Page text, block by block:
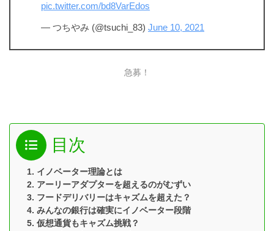
pic.twitter.com/bd8VarEdos
— つちやみ (@tsuchi_83) June 10, 2021
急募！
目次
イノベーター理論とは
アーリーアダプターを超えるのがむずい
フードデリバリーはキャズムを超えた？
みんなの銀行は確実にイノベーター段階
仮想通貨もキャズム挑戦？